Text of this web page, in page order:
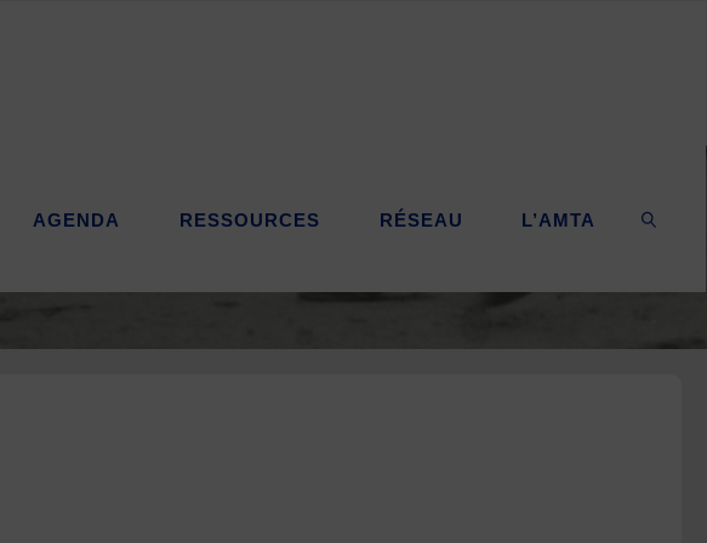
AGENDA RESSOURCES RÉSEAU L’AMTA